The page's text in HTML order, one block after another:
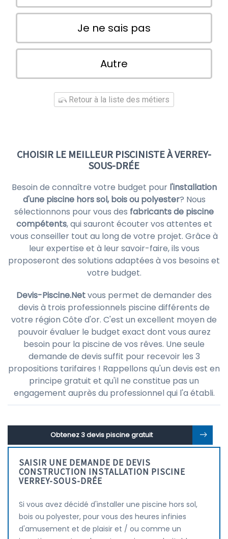
Je ne sais pas
Autre
Retour à la liste des métiers
CHOISIR LE MEILLEUR PISCINISTE À VERREY-
SOUS-DRÉE
Besoin de connaître votre budget pour l'installation
d'une piscine hors sol, bois ou polyester? Nous
sélectionnons pour vous des fabricants de piscine
compétents, qui sauront écouter vos attentes et
vous conseiller tout au long de votre projet. Grâce à
leur expertise et à leur savoir-faire, ils vous
proposeront des solutions adaptées à vos besoins et
votre budget.
Devis-Piscine.Netvous permet de demander des
devis à trois professionnels piscine différents de
votre région Côte d'or. C'est un excellent moyen de
pouvoir évaluer le budget exact dont vous aurez
besoin pour la piscine de vos rêves. Une seule
demande de devis suffit pour recevoir les 3
propositions tarifaires ! Rappellons qu'un devis est en
principe gratuit et qu'il ne constitue pas un
engagement auprès du professionnel qui l'a établi.
Obtenez 3 devis piscine gratuit
SAISIR UNE DEMANDE DE DEVIS
CONSTRUCTION INSTALLATION PISCINE
VERREY-SOUS-DRÉE
Si vous avez décidé d'installer une piscine hors sol,
bois ou polyester, pour vous des heures infinies
d'amusement et de plaisir et / ou comme un